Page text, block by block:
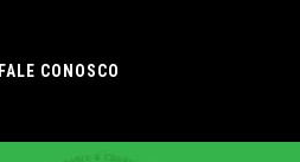
FALE CONOSCO